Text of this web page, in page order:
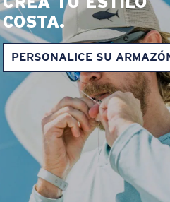
COSTA.
PERSONALICE SU